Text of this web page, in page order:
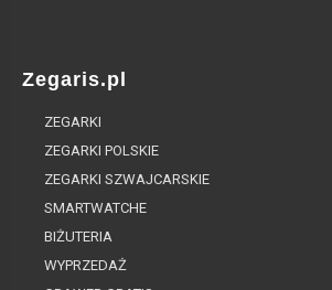
Zegaris.pl
ZEGARKI
ZEGARKI POLSKIE
ZEGARKI SZWAJCARSKIE
SMARTWATCHE
BIŻUTERIA
WYPRZEDAŻ